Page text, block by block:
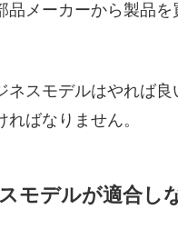
品メーカーから製品
ネスモデルはやれば
ばなりません。
モデルが適合し